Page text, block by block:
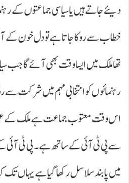
دیئے جاتے ہیں یا سیاسی جماعتوں کے
خطاب سے روکا جاتا ہے تو دل خون کے
تھا ملک میں ایسا وقت بھی آئے گا جب
رہنمائوں کو انتخابی مہم میں شرکت سے
اس وقت معتوب جماعت ہے ملک کے
سے پی ٹی آئی کے ساتھ ہے۔ پی ٹی آئی
میں پابند سلاسل رکھا گیا ہے یہاں